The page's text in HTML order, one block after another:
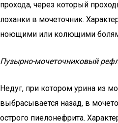
прохода, через который
лоханки в мочеточник.
ноющими или колющими
Пузырно-мочеточниковый
Недуг, при котором урина из
выбрасывается назад, в
острого пиелонефрита.